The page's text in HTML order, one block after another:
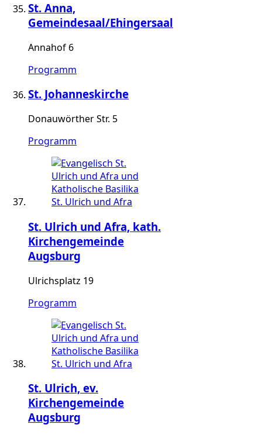
St. Anna,
Gemeindesaal/Ehingersaal
Annahof 6
Programm
St. Johanneskirche
Donauwörther Str. 5
Programm
St. Ulrich und Afra, kath.
Kirchengemeinde
Augsburg
Ulrichsplatz 19
Programm
St. Ulrich, ev.
Kirchengemeinde
Augsburg